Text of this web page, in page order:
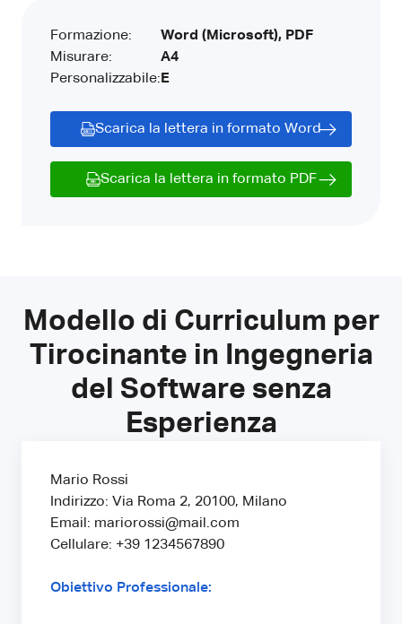
Formazione:
Misurare:
Personalizzabile:
Word (Microsoft), PDF
A4
E
Scarica la lettera in formato Word
Scarica la lettera in formato PDF
Modello di Curriculum per
Tirocinante in Ingegneria
del Software senza
Esperienza
Mario Rossi
Indirizzo: Via Roma 2, 20100, Milano
Email: mariorossi@mail.com
Cellulare: +39 1234567890
Obiettivo Professionale: